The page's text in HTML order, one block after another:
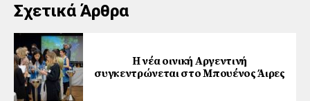
Σχετικά Άρθρα
Η νέα οινική Αργεντινή
συγκεντρώνεται στο Μπουένος Άιρες